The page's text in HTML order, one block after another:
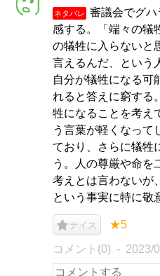
ネタバレ
審議会でグ
感する。「端々の犠
の犠牲に入らないと
言えるんだ、という
自分が犠牲になる可
れると答えに窮する
牲になることを考え
う言葉が軽くなって
ており、さらに犠牲
う。人の尊厳や命を
考えとは言わないが
という事実に特に敬
ナイス ★5
コメント(0) 2023/